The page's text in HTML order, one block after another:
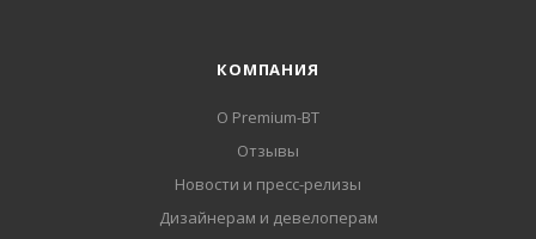
КОМПАНИЯ
О Premium-BT
Отзывы
Новости и пресс-релизы
Дизайнерам и девелоперам